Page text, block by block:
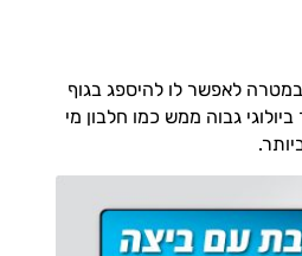
במטרה לאפשר לו להיספג בגוף
גבוה ממש כמו חלבון מי